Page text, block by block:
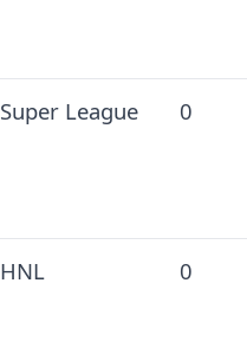
Super League 0
HNL 0